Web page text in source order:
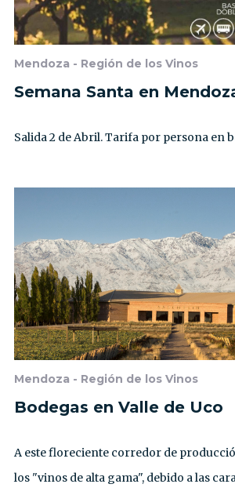
Mendoza - Región de los Vinos
Semana Santa en
Salida 2 de Abril. Tarifa por persona en
Mendoza - Región de los Vinos
Bodegas en Valle de Uco
A este floreciente corredor de
los "vinos de alta gama", debido a las